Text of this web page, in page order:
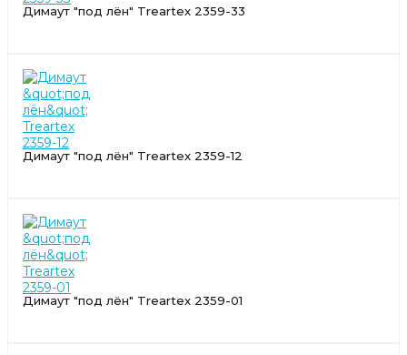
Димаут "под лён" Treartex 2359-33
Димаут "под лён" Treartex 2359-12
Димаут "под лён" Treartex 2359-01